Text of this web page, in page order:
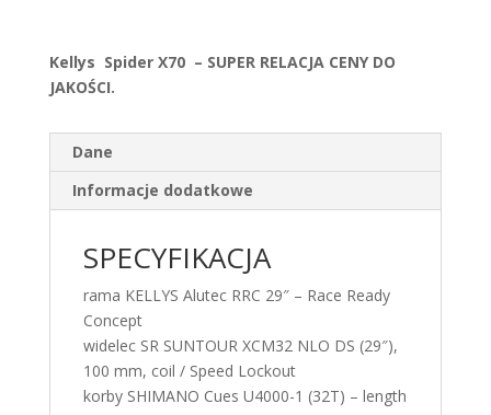
Kellys Spider X70 – SUPER RELACJA CENY DO
JAKOŚCI.
Dane
Informacje dodatkowe
SPECYFIKACJA
rama KELLYS Alutec RRC 29″ – Race Ready
Concept
widelec SR SUNTOUR XCM32 NLO DS (29″),
100 mm, coil / Speed Lockout
korby SHIMANO Cues U4000-1 (32T) – length